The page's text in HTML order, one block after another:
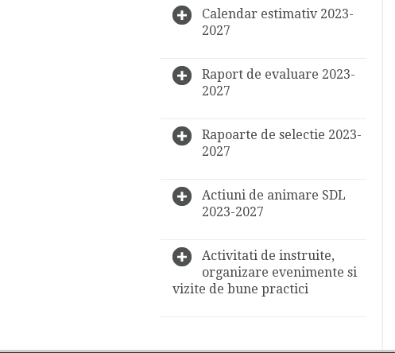
Calendar estimativ 2023-
2027
Raport de evaluare 2023-
2027
Rapoarte de selectie 2023-
2027
Actiuni de animare SDL
2023-2027
Activitati de instruite,
organizare evenimente si
vizite de bune practici